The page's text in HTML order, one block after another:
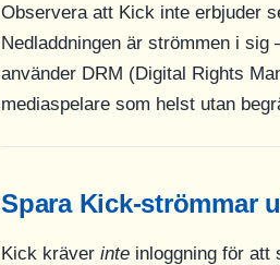
Observera att Kick inte erbjuder
Nedladdningen är strömmen i
använder DRM (Digital Rights
mediaspelare som helst utan
Spara Kick-strömmar
Kick kräver inte inloggning för att